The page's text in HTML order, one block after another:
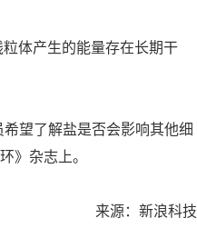
体产生的能量存在长期干
望了解盐是否会影响其他细
》杂志上。
来源：新浪科技